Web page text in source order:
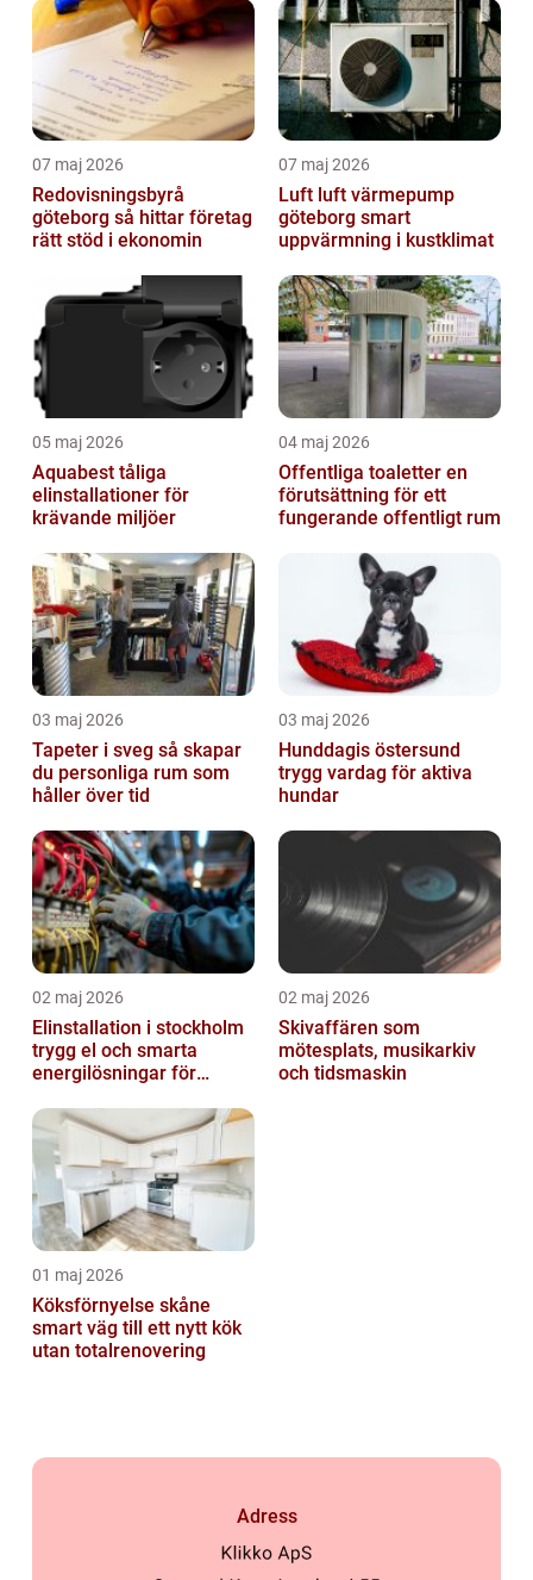
07 maj 2026
Redovisningsbyrå
göteborg så hittar företag
rätt stöd i ekonomin
07 maj 2026
Luft luft värmepump
göteborg smart
uppvärmning i kustklimat
05 maj 2026
Aquabest tåliga
elinstallationer för
krävande miljöer
04 maj 2026
Offentliga toaletter en
förutsättning för ett
fungerande offentligt rum
03 maj 2026
Tapeter i sveg så skapar
du personliga rum som
håller över tid
03 maj 2026
Hunddagis östersund
trygg vardag för aktiva
hundar
02 maj 2026
Elinstallation i stockholm
trygg el och smarta
energilösningar för
02 maj 2026
Skivaffären som
mötesplats, musikarkiv
och tidsmaskin
01 maj 2026
Köksförnyelse skåne
smart väg till ett nytt kök
utan totalrenovering
Adress